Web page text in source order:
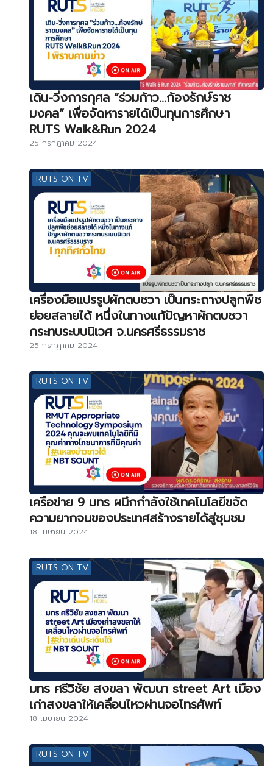
เดิน-วิ่งการกุศล “ร่วมก้าว…ก้องรักษ์ราช
มงคล” เพื่อจัดหารายได้เป็นทุนการศึกษา
RUTS Walk&Run 2024
25 กรกฎาคม 2024
RUTS ON TV
เครื่องมือแปรรูปผักตบชวา เป็นกระถางปลูกพืช
ย่อยสลายได้ หนึ่งในทางแก้ปัญหาผักตบชวา
กระทบระบบนิเวศ จ.นครศรีธรรมราช
25 กรกฎาคม 2024
RUTS ON TV
เครือข่าย 9 มทร ผนึกกำลังใช้เทคโนโลยีขจัด
ความยากจนของประเทศสร้างรายได้สู่ชุมชม
18 เมษายน 2024
RUTS ON TV
มทร ศรีวิชัย สงขลา พัฒนา street Art เมือง
เก่าสงขลาให้เคลื่อนไหวผ่านจอโทรศัพท์
18 เมษายน 2024
RUTS ON TV